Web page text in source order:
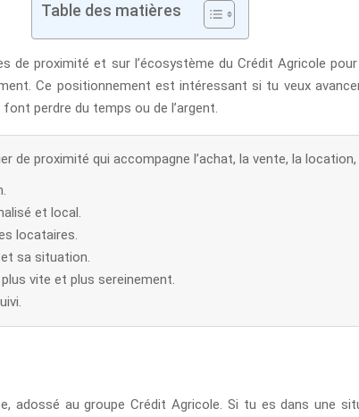
Table des matières
de proximité et sur l’écosystème du Crédit Agricole
Ce positionnement est intéressant si tu veux
perdre du temps ou de l’argent.
de proximité qui accompagne l’achat, la vente, la
et local.
locataires.
sa situation.
vite et plus sereinement.
adossé au groupe Crédit Agricole. Si tu es dans une